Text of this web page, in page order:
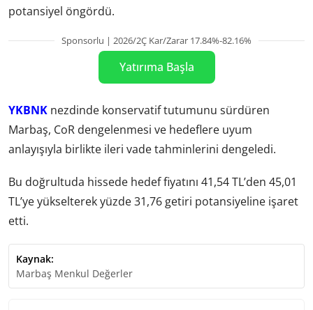
potansiyel öngördü.
Sponsorlu | 2026/2Ç Kar/Zarar 17.84%-82.16%
Yatırıma Başla
YKBNK nezdinde konservatif tutumunu sürdüren
Marbaş, CoR dengelenmesi ve hedeflere uyum
anlayışıyla birlikte ileri vade tahminlerini dengeledi.
Bu doğrultuda hissede hedef fiyatını 41,54 TL’den 45,01
TL’ye yükselterek yüzde 31,76 getiri potansiyeline işaret
etti.
Kaynak:
Marbaş Menkul Değerler